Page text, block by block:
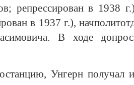
репрессирован в 1938
в 1937 г.),
В ходе
Унгерн получал